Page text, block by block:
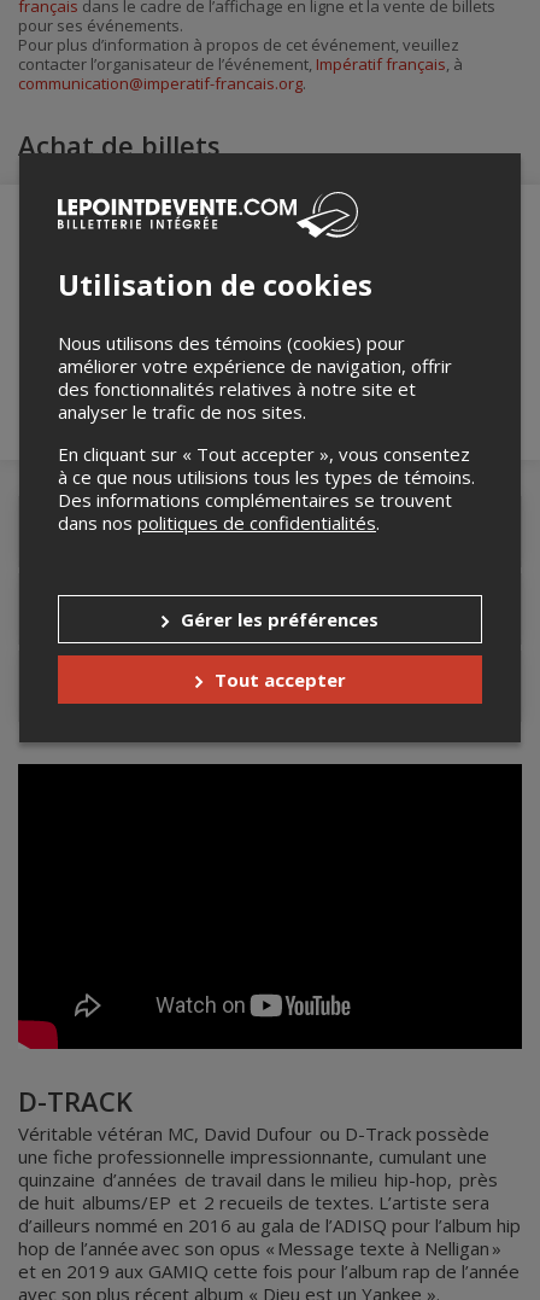
français dans le cadre de l’affichage en ligne et la vente de billets
pour ses événements.
Pour plus d’information à propos de cet événement, veuillez
contacter l’organisateur de l’événement, Impératif français, à
communication@imperatif-francais.org.
Achat de billets
Merci de confirmer que vous n'êtes pas un
Détails de l'événement
Lieu de l'événement
Contacter l'organisateur
D-TRACK
Véritable vétéran MC, David Dufour ou D-Track possède
une fiche professionnelle impressionnante, cumulant une
quinzaine d’années de travail dans le milieu hip-hop, près
de huit albums/EP et 2 recueils de textes. L’artiste sera
d’ailleurs nommé en 2016 au gala de l’ADISQ pour l’album hip
hop de l’année avec son opus « Message texte à Nelligan »
et en 2019 aux GAMIQ cette fois pour l’album rap de l’année
avec son plus récent album « Dieu est un Yankee ».
Utilisation de cookies
Nous utilisons des témoins (cookies) pour
améliorer votre expérience de navigation, offrir
des fonctionnalités relatives à notre site et
analyser le trafic de nos sites.
En cliquant sur « Tout accepter », vous consentez
à ce que nous utilisions tous les types de témoins.
Des informations complémentaires se trouvent
dans nos politiques de confidentialités.
Gérer les préférences
Tout accepter